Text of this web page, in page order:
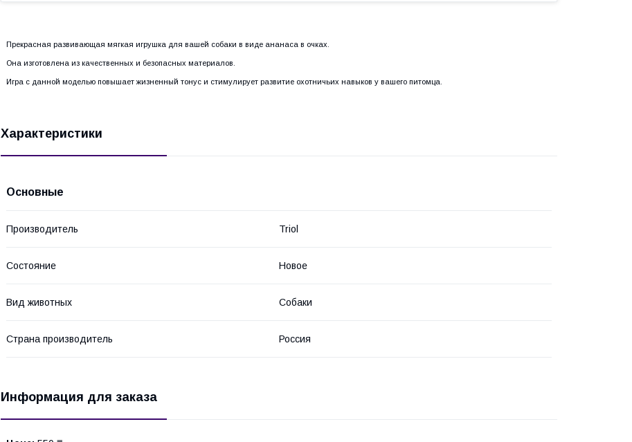
Прекрасная развивающая мягкая игрушка для вашей собаки в виде ананаса в очках.
Она изготовлена из качественных и безопасных материалов.
Игра с данной моделью повышает жизненный тонус и стимулирует развитие охотничьих навыков у вашего питомца.
Характеристики
Основные
Производитель Triol
Состояние Новое
Вид животных Собаки
Страна производитель Россия
Информация для заказа